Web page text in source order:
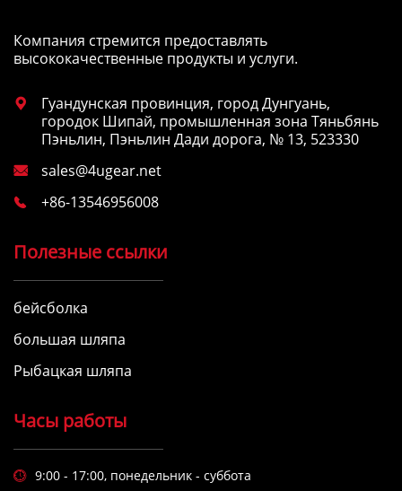
Компания стремится предоставлять
высококачественные продукты и услуги.

Гуандунская провинция, город Дунгуань,
городок Шипай, промышленная зона Тяньбянь
Пэньлин, Пэньлин Дади дорога, № 13, 523330
 sales@4ugear.net
 +86-13546956008
Полезные ссылки
бейсболка
большая шляпа
Рыбацкая шляпа
Часы работы
 9:00 - 17:00, понедельник - суббота